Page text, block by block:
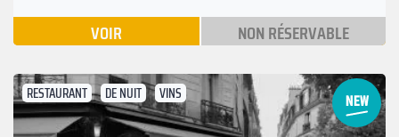
VOIR NON RÉSERVABLE
RESTAURANT DE NUIT VINS